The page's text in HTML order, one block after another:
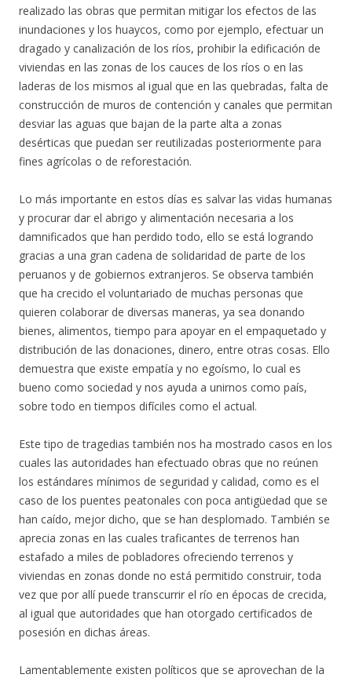
realizado las obras que permitan mitigar los efectos de las
inundaciones y los huaycos, como por ejemplo, efectuar un
dragado y canalización de los ríos, prohibir la edificación de
viviendas en las zonas de los cauces de los ríos o en las
laderas de los mismos al igual que en las quebradas, falta de
construcción de muros de contención y canales que permitan
desviar las aguas que bajan de la parte alta a zonas
desérticas que puedan ser reutilizadas posteriormente para
fines agrícolas o de reforestación.
Lo más importante en estos días es salvar las vidas humanas
y procurar dar el abrigo y alimentación necesaria a los
damnificados que han perdido todo, ello se está logrando
gracias a una gran cadena de solidaridad de parte de los
peruanos y de gobiernos extranjeros. Se observa también
que ha crecido el voluntariado de muchas personas que
quieren colaborar de diversas maneras, ya sea donando
bienes, alimentos, tiempo para apoyar en el empaquetado y
distribución de las donaciones, dinero, entre otras cosas. Ello
demuestra que existe empatía y no egoísmo, lo cual es
bueno como sociedad y nos ayuda a unirnos como país,
sobre todo en tiempos difíciles como el actual.
Este tipo de tragedias también nos ha mostrado casos en los
cuales las autoridades han efectuado obras que no reúnen
los estándares mínimos de seguridad y calidad, como es el
caso de los puentes peatonales con poca antigüedad que se
han caído, mejor dicho, que se han desplomado. También se
aprecia zonas en las cuales traficantes de terrenos han
estafado a miles de pobladores ofreciendo terrenos y
viviendas en zonas donde no está permitido construir, toda
vez que por allí puede transcurrir el río en épocas de crecida,
al igual que autoridades que han otorgado certificados de
posesión en dichas áreas.
Lamentablemente existen políticos que se aprovechan de la